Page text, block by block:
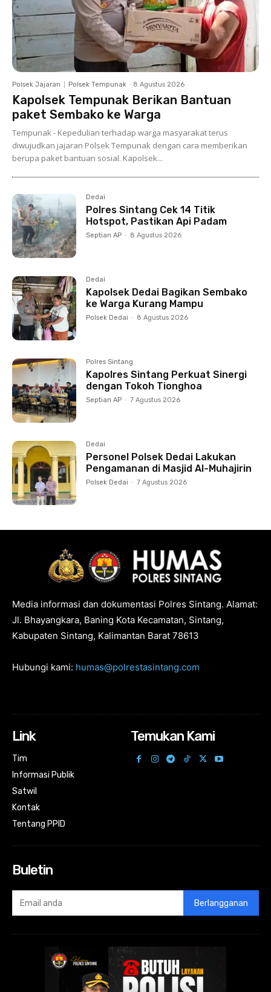
Polsek Jajaran Polsek Tempunak - 8 Agustus 2026
Kapolsek Tempunak Berikan Bantuan
paket Sembako ke Warga
Tempunak - Kepedulian terhadap warga masyarakat terus
diwujudkan jajaran Polsek Tempunak dengan cara memberikan
berupa paket bantuan sosial. Kapolsek...
Dedai
Polres Sintang Cek 14 Titik
Hotspot, Pastikan Api Padam
Septian AP - 8 Agustus 2026
Dedai
Kapolsek Dedai Bagikan Sembako
ke Warga Kurang Mampu
Polsek Dedai - 8 Agustus 2026
Polres Sintang
Kapolres Sintang Perkuat Sinergi
dengan Tokoh Tionghoa
Septian AP - 7 Agustus 2026
Dedai
Personel Polsek Dedai Lakukan
Pengamanan di Masjid Al-Muhajirin
Polsek Dedai - 7 Agustus 2026
Media informasi dan dokumentasi Polres Sintang. Alamat:
Jl. Bhayangkara, Baning Kota Kecamatan, Sintang,
Kabupaten Sintang, Kalimantan Barat 78613
Hubungi kami: humas@polrestasintang.com
Link
Tim
Informasi Publik
Satwil
Kontak
Tentang PPID
Temukan Kami
Buletin
Berlangganan